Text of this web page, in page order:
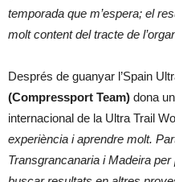
temporada que m’espera; el
molt content del tracte de
Després de guanyar l’Spain
(Compressport Team) dona
internacional de la Ultra Trail
experiència i aprendre molt.
Transgrancanaria i Madeira